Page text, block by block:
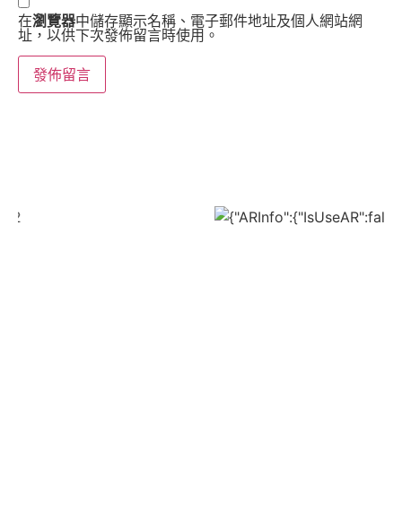
在瀏覽器中儲存顯示名稱、電子郵件地址及個人網站網
址，以供下次發佈留言時使用。